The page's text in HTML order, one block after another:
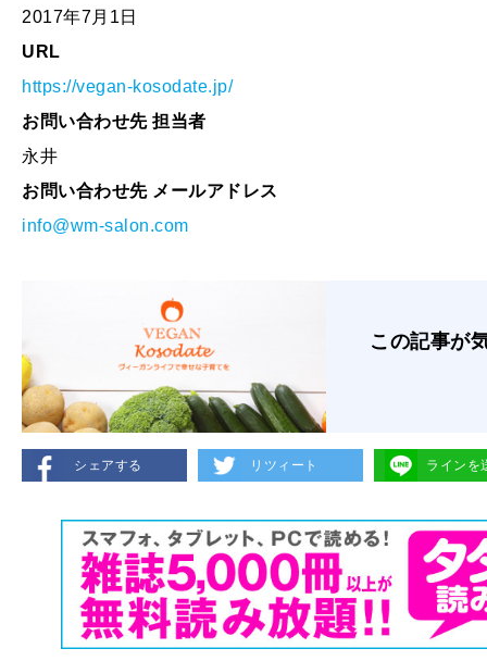
2017年7月1日
URL
https://vegan-kosodate.jp/
お問い合わせ先 担当者
永井
お問い合わせ先 メールアドレス
info@wm-salon.com
この記事が
シェアする リツィート ラインを